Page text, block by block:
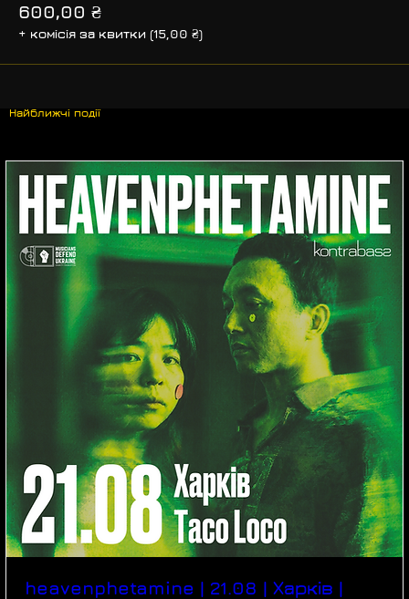
600,00 ₴
+ комісія за квитки (15,00 ₴)
Найближчі події
heavenphetamine | 21.08 | Харків |